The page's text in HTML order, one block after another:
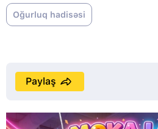
Oğurluq hadisəsi
Paylaş